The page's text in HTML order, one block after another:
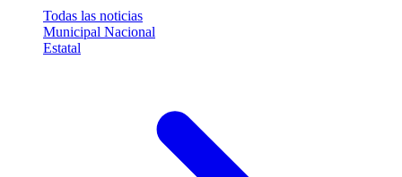
Todas las noticias
Municipal Nacional
Estatal